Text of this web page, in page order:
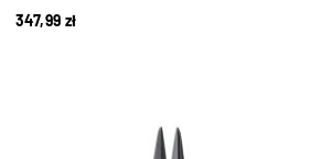
347,99 zł